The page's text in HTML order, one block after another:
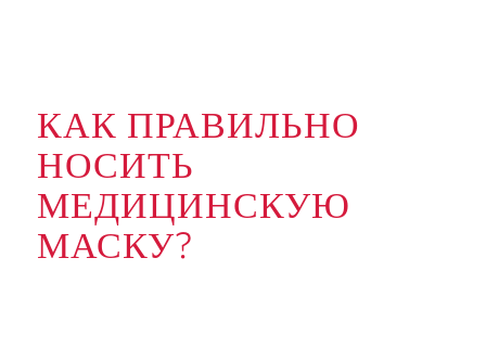
КАК ПРАВИЛЬНО
НОСИТЬ
МЕДИЦИНСКУЮ
МАСКУ?